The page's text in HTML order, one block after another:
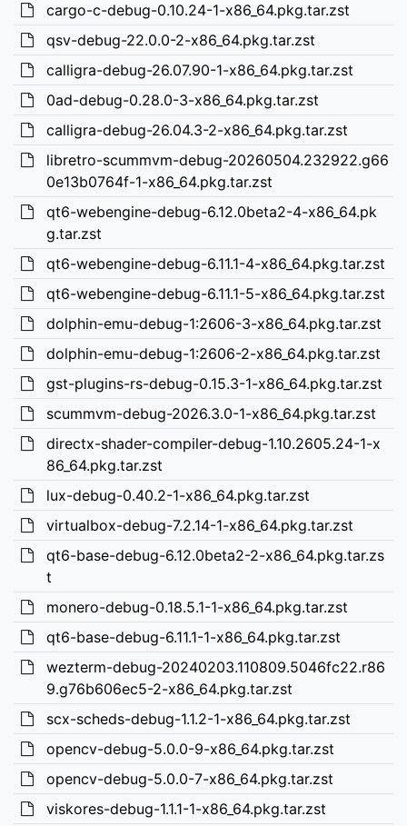
cargo-c-debug-0.10.24-1-x86_64.pkg.tar.zst
qsv-debug-22.0.0-2-x86_64.pkg.tar.zst
calligra-debug-26.07.90-1-x86_64.pkg.tar.zst
0ad-debug-0.28.0-3-x86_64.pkg.tar.zst
calligra-debug-26.04.3-2-x86_64.pkg.tar.zst
libretro-scummvm-debug-20260504.232922.g66
0e13b0764f-1-x86_64.pkg.tar.zst
qt6-webengine-debug-6.12.0beta2-4-x86_64.pk
g.tar.zst
qt6-webengine-debug-6.11.1-4-x86_64.pkg.tar.zst
qt6-webengine-debug-6.11.1-5-x86_64.pkg.tar.zst
dolphin-emu-debug-1:2606-3-x86_64.pkg.tar.zst
dolphin-emu-debug-1:2606-2-x86_64.pkg.tar.zst
gst-plugins-rs-debug-0.15.3-1-x86_64.pkg.tar.zst
scummvm-debug-2026.3.0-1-x86_64.pkg.tar.zst
directx-shader-compiler-debug-1.10.2605.24-1-x
86_64.pkg.tar.zst
lux-debug-0.40.2-1-x86_64.pkg.tar.zst
virtualbox-debug-7.2.14-1-x86_64.pkg.tar.zst
qt6-base-debug-6.12.0beta2-2-x86_64.pkg.tar.zs
t
monero-debug-0.18.5.1-1-x86_64.pkg.tar.zst
qt6-base-debug-6.11.1-1-x86_64.pkg.tar.zst
wezterm-debug-20240203.110809.5046fc22.r86
9.g76b606ec5-2-x86_64.pkg.tar.zst
scx-scheds-debug-1.1.2-1-x86_64.pkg.tar.zst
opencv-debug-5.0.0-9-x86_64.pkg.tar.zst
opencv-debug-5.0.0-7-x86_64.pkg.tar.zst
viskores-debug-1.1.1-1-x86_64.pkg.tar.zst